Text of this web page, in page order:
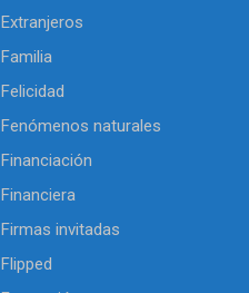
Extranjeros
Familia
Felicidad
Fenómenos naturales
Financiación
Financiera
Firmas invitadas
Flipped